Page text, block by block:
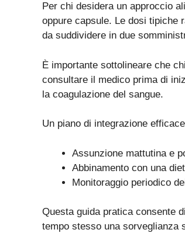
Per chi desidera un approccio
oppure capsule. Le dosi tipiche
da suddividere in due
È importante sottolineare che
consultare il medico prima di
la coagulazione del sangue.
Un piano di integrazione
Assunzione mattutina e
Abbinamento con una
Monitoraggio periodico
Questa guida pratica consente
tempo stesso una sorveglianza